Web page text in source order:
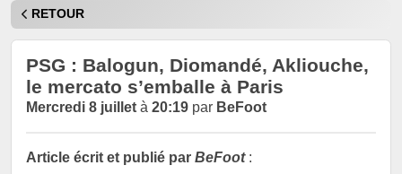
RETOUR
PSG : Balogun, Diomandé, Akliouche,
le mercato s’emballe à Paris
Mercredi 8 juillet à 20:19 par BeFoot
Article écrit et publié par BeFoot: